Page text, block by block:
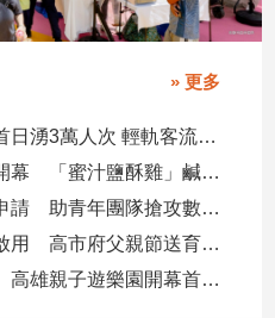
» 更多
全台最大親子樂園開幕首日湧3萬人次 輕軌客流增20倍
大崗山龍眼蜂蜜文化節開幕 「蜜汁鹽酥雞」鹹甜跨界搶話題
青創參展補助開放二度申請 助青年團隊搶攻數位轉型商機
阿蓮崗山公托、親子館啟用 高市府父親節送育兒暖禮
火車醫院變身親子樂園 高雄親子遊樂園開幕首日爆棚